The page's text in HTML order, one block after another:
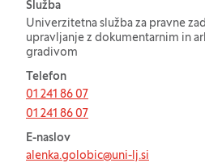
Služba
Univerzitetna služba za pravne
upravljanje z dokumentarnim in
gradivom
Telefon
01 241 86 07
01 241 86 07
E-naslov
alenka.golobic@uni-lj.si